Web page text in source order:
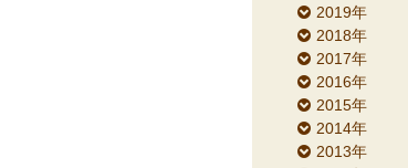
2019年
2018年
2017年
2016年
2015年
2014年
2013年